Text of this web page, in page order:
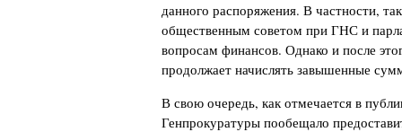
данного распоряжения. В частности,
общественным советом при ГНС и
вопросам финансов. Однако и после
продолжает начислять завышенные
В свою очередь, как отмечается в
Генпрокуратуры пообещало